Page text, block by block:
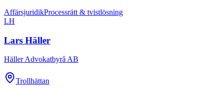
AffärsjuridikProcessrätt & tvistlösning
LH
Lars Häller
Häller Advokatbyrå AB
Trollhättan